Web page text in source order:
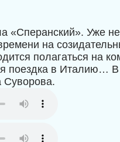
«Сперанский». Уже
на
полагаться на
поездка в Италию…
Суворова.